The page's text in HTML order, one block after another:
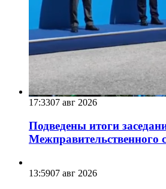
17:3307 авг 2026
Подведены итоги
Межправительственного
13:5907 авг 2026